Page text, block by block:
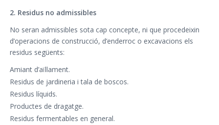
2. Residus no admissibles
No seran admissibles sota cap concepte, ni que procedeixin
d’operacions de construcció, d’enderroc o excavacions els
residus següents:
Amiant d’aïllament.
Residus de jardineria i tala de boscos.
Residus líquids.
Productes de dragatge.
Residus fermentables en general.